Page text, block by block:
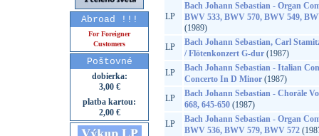
Abroad !!!
For Foreigner
Customers
Poštovné
dobierka:
3,00 €
platba kartou:
2,00 €
LP
Bach Johann Sebastian - Organ
BWV 533, BWV 570, BWV 549,
(1989)
LP
Bach Johann Sebastian, Carl
/ Flötenkonzert G-dur(1987)
LP
Bach Johann Sebastian - Italian
Concerto In D Minor(1987)
LP
Bach Johann Sebastian - Choräle
668, 645-650(1987)
LP
Bach Johann Sebastian - Organ
BWV 536, BWV 579, BWV 572